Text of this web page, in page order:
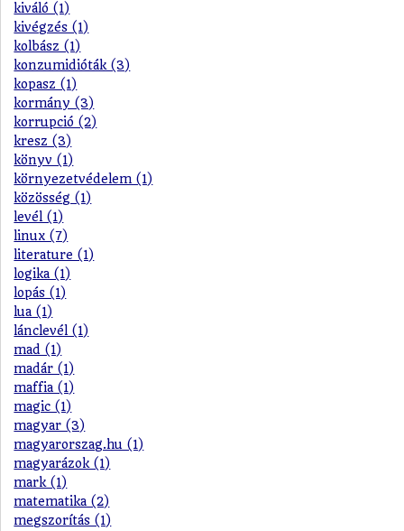
kiváló (1)
kivégzés (1)
kolbász (1)
konzumidióták (3)
kopasz (1)
kormány (3)
korrupció (2)
kresz (3)
könyv (1)
környezetvédelem (1)
közösség (1)
levél (1)
linux (7)
literature (1)
logika (1)
lopás (1)
lua (1)
lánclevél (1)
mad (1)
madár (1)
maffia (1)
magic (1)
magyar (3)
magyarorszag.hu (1)
magyarázok (1)
mark (1)
matematika (2)
megszorítás (1)